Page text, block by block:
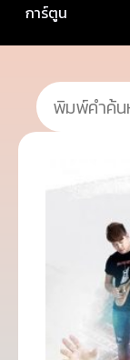
การ์ตูน